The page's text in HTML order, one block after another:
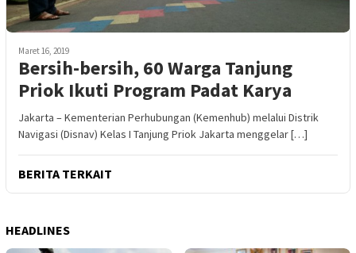
Maret 16, 2019
Bersih-bersih, 60 Warga Tanjung
Priok Ikuti Program Padat Karya
Jakarta – Kementerian Perhubungan (Kemenhub) melalui Distrik
Navigasi (Disnav) Kelas I Tanjung Priok Jakarta menggelar […]
BERITA TERKAIT
HEADLINES